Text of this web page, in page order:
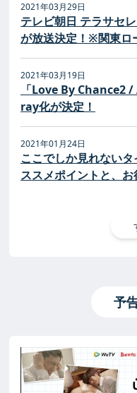
2021年03月29日
テレビ朝日 テラサセ
が放送決定！※関東ロ
2021年03月19日
「Love By Chance2
ray化が決定！
2021年01月24日
ここでしか見れない
ススメポイントと、
予